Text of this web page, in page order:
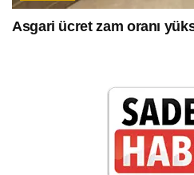
Asgari ücret zam oranı